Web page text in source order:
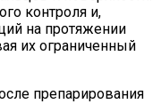
контроля и,
на протяжении
их ограниченный
препарирования